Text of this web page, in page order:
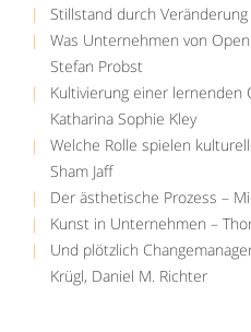
Stillstand durch
Was Unternehmen von
Stefan Probst
Kultivierung einer lernenden
Katharina Sophie Kley
Welche Rolle spielen
Sham Jaff
Der ästhetische Prozess –
Kunst in Unternehmen –
Und plötzlich
Krügl, Daniel M. Richter